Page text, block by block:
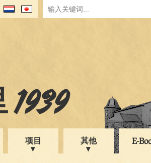
项目 其他 E-